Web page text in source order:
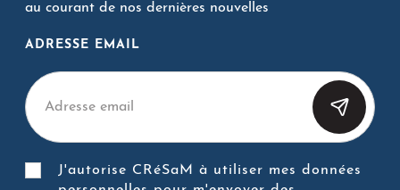
au courant de nos dernières nouvelles
ADRESSE EMAIL
J'autorise CRéSaM à utiliser mes données